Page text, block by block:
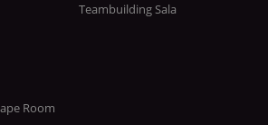
Teambuilding Sala
Room